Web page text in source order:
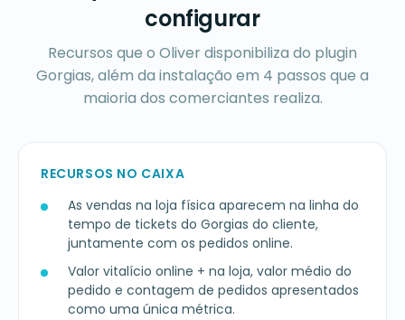
configurar
Recursos que o Oliver disponibiliza do plugin
Gorgias, além da instalação em 4 passos que a
maioria dos comerciantes realiza.
RECURSOS NO CAIXA
As vendas na loja física aparecem na linha do
tempo de tickets do Gorgias do cliente,
juntamente com os pedidos online.
Valor vitalício online + na loja, valor médio do
pedido e contagem de pedidos apresentados
como uma única métrica.